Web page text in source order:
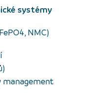
systémy
NMC)
management